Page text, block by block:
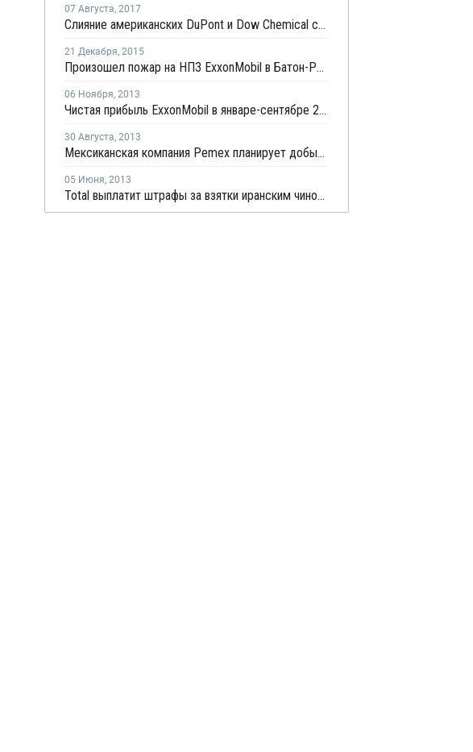
07 Августа, 2017
Слияние американских DuPont и Dow Chemical состоится 31 августа
21 Декабря, 2015
Произошел пожар на НПЗ ExxonMobil в Батон-Руж, США
06 Ноября, 2013
Чистая прибыль ExxonMobil в январе-сентябре 2013 года упала на 30%
30 Августа, 2013
Мексиканская компания Pemex планирует добывать нефть и газ в США
05 Июня, 2013
Total выплатит штрафы за взятки иранским чиновникам